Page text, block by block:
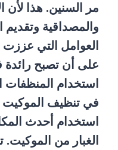
مر السنين. هذا لأن
والمصداقية
العوامل التي
على أن تصبح رائدة
استخدام المنظفات
في تنظيف
استخدام أحدث
الغبار من الموكيت.